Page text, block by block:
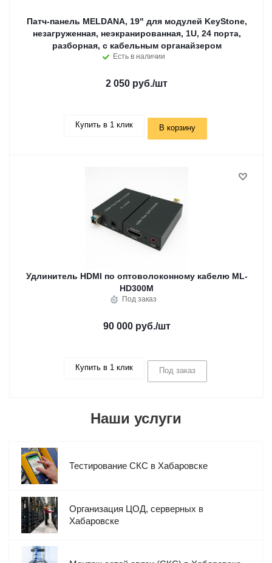
Патч-панель MELDANA, 19" для модулей KeyStone,
незагруженная, неэкранированная, 1U, 24 порта,
разборная, c кабельным органайзером
Есть в наличии
2 050 руб./шт
Купить в 1 клик В корзину
Удлинитель HDMI по оптоволоконному кабелю ML-
HD300M
Под заказ
90 000 руб./шт
Купить в 1 клик Под заказ
Наши услуги
Тестирование СКС в Хабаровске
Организация ЦОД, серверных в
Хабаровске